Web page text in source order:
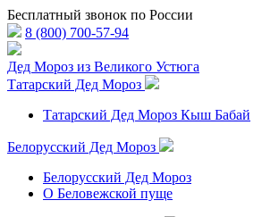
Бесплатный звонок по России
8 (800) 700-57-94
Дед Мороз из Великого Устюга
Татарский Дед Мороз
Татарский Дед Мороз Кыш Бабай
Белорусский Дед Мороз
Белорусский Дед Мороз
О Беловежской пуще